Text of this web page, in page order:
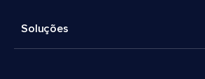
Soluções